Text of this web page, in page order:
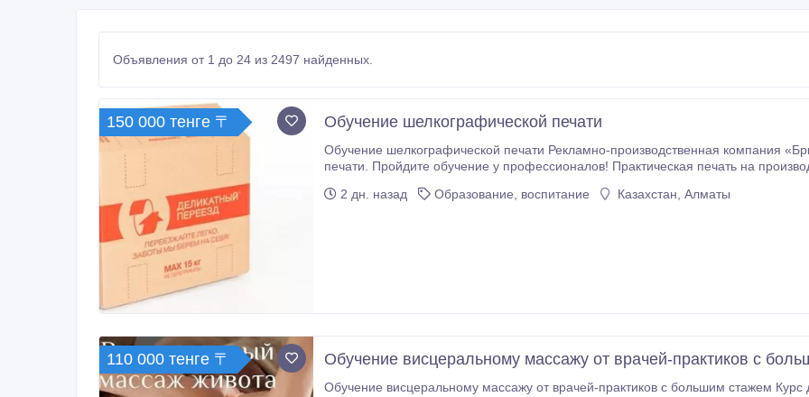
Объявления от 1 до 24 из 2497 найденных.
150 000 тенге 〒 Обучение шелкографической печати
Обучение шелкографической печати Рекламно-производственная компания «Бригантина» проводит обучение трафаретной
печати. Пройдите обучение у профессионалов! Практическая печать на производстве. Обучение работе с оборудованием и
2 дн. назад
Образование, воспитание Казахстан, Алматы
110 000 тенге 〒 Обучение висцеральному массажу от врачей-практиков с
Обучение висцеральному массажу от врачей-практиков с большим стажем Курс для врачей и массажистов с мед. образованием.